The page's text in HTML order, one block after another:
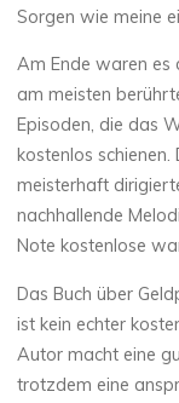
2025
Sorgen wie meine
Am Ende waren es
am meisten
Episoden, die das
kostenlos
meisterhaft
nachhallende
Note kostenlose
Das Buch über
ist kein echter
Autor macht eine
trotzdem eine